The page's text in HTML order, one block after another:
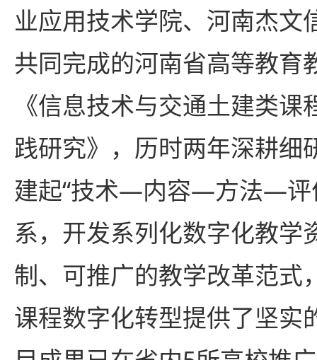
业应用技术学院、河南杰文
共同完成的河南省高等教育
《信息技术与交通土建类
践研究》，历时两年深耕细
建起“技术—内容—方法—评
系，开发系列化数字化教学
制、可推广的教学改革范式
课程数字化转型提供了坚实